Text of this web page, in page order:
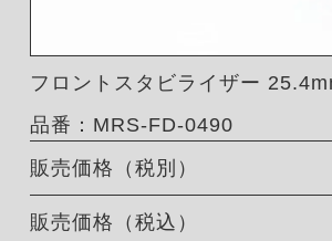
フロントスタビライザー
品番：MRS-FD-0490
販売価格（税別）
販売価格（税込）